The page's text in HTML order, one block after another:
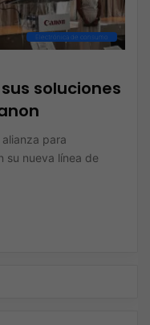
Electrónica de consumo
soluciones
para
su nueva línea de